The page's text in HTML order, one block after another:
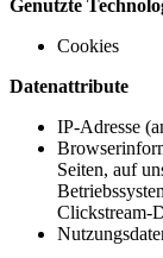
Genutzte
Cookies
Datenattribute
IP-Adresse
Seiten, auf
Clickstream-